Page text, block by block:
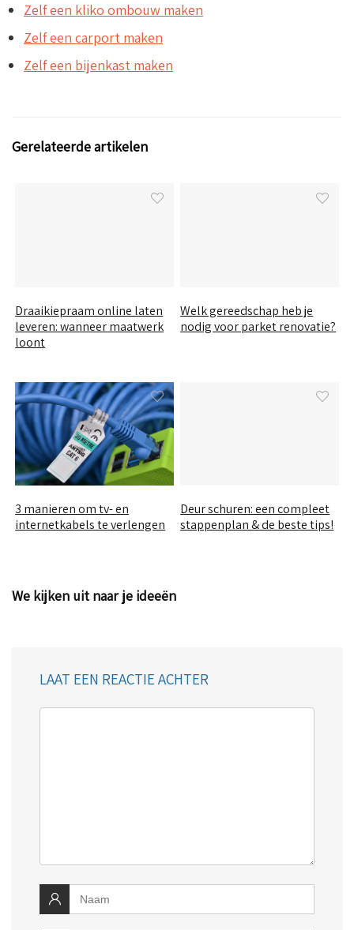
Zelf een kliko ombouw maken
Zelf een carport maken
Zelf een bijenkast maken
Gerelateerde artikelen
Draaikiepraam online laten
leveren: wanneer maatwerk
loont
Welk gereedschap heb je
nodig voor parket renovatie?
3 manieren om tv- en
internetkabels te verlengen
Deur schuren: een compleet
stappenplan & de beste tips!
We kijken uit naar je ideeën
LAAT EEN REACTIE ACHTER